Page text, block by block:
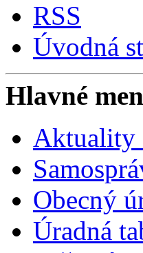
RSS
Úvodná
Hlavné
Aktuality
Obecný
Úradná